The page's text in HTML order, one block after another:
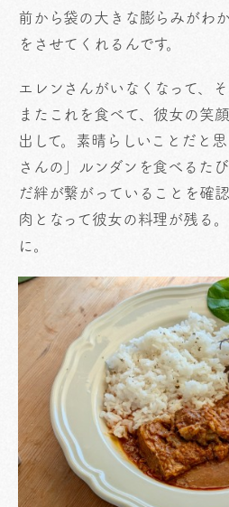
前から袋の大きな膨らみがわ
をさせてくれるんです。
エレンさんがいなくなって、
またこれを食べて、彼女の笑
出して。素晴らしいことだと
さんの」ルンダンを食べるた
だ絆が繋がっていることを確
肉となって彼女の料理が残る
に。